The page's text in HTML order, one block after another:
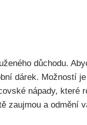
důchodu.
dárek. Možností
nápady, které
zaujmou a odmění